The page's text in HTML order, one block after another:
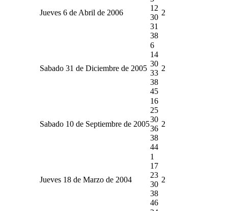
Jueves 6 de Abril de 2006
12
30
31
38
2
Sabado 31 de Diciembre de 2005
6
14
30
33
38
45
2
Sabado 10 de Septiembre de 2005
16
25
30
36
38
44
2
Jueves 18 de Marzo de 2004
1
17
23
30
38
46
2